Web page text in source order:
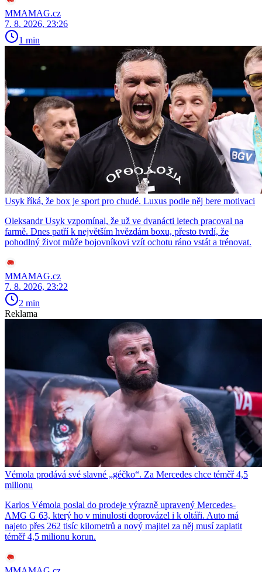
MMAMAG.cz
7. 8. 2026, 23:26
1 min
Usyk říká, že box je sport pro chudé. Luxus podle něj bere motivaci
Oleksandr Usyk vzpomínal, že už ve dvanácti letech pracoval na
farmě. Dnes patří k největším hvězdám boxu, přesto tvrdí, že
pohodlný život může bojovníkovi vzít ochotu ráno vstát a trénovat.
MMAMAG.cz
7. 8. 2026, 23:22
2 min
Reklama
Vémola prodává své slavné „géčko“. Za Mercedes chce téměř 4,5
milionu
Karlos Vémola poslal do prodeje výrazně upravený Mercedes-
AMG G 63, který ho v minulosti doprovázel i k oltáři. Auto má
najeto přes 262 tisíc kilometrů a nový majitel za něj musí zaplatit
téměř 4,5 milionu korun.